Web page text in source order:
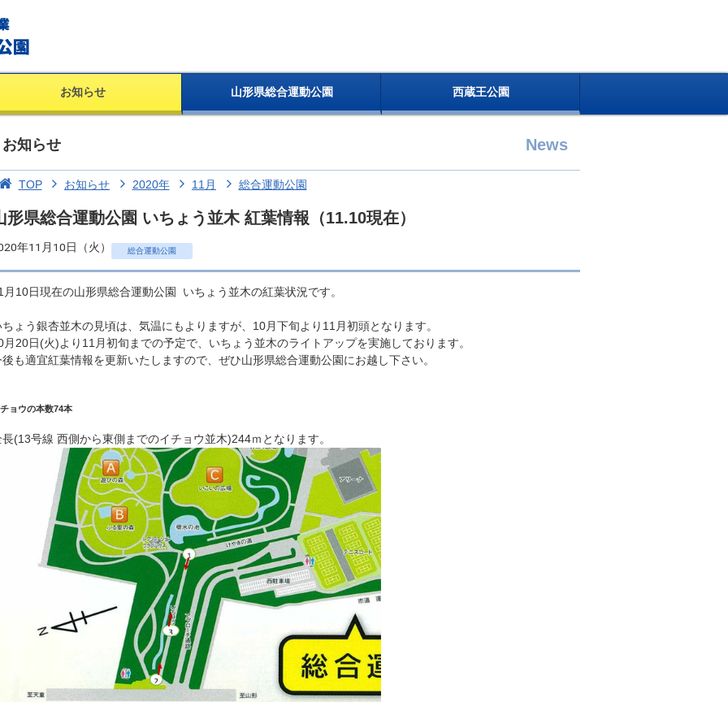
お知らせ 山形県総合運動公園 西蔵王公園
お知らせ News
TOP お知らせ 2020年 11月 総合運動公園
形県総合運動公園 いちょう並木 紅葉情報（11.10現在）
年11月10日（火） 総合運動公園
月10日現在の山形県総合運動公園 いちょう並木の紅葉状況です。
ちょう銀杏並木の見頃は、気温にもよりますが、10月下旬より11月初頭となります。
月20日(火)より11月初旬までの予定で、いちょう並木のライトアップを実施しております。
後も適宜紅葉情報を更新いたしますので、ぜひ山形県総合運動公園にお越し下さい。
ョウの本数74本
長(13号線 西側から東側までのイチョウ並木)244ｍとなります。